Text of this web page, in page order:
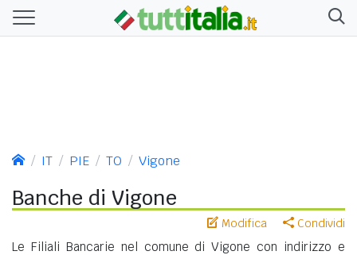
IT PIE TO Vigone
Banche di Vigone
Modifica Condividi
Le Filiali Bancarie nel comune di Vigone con indirizzo e